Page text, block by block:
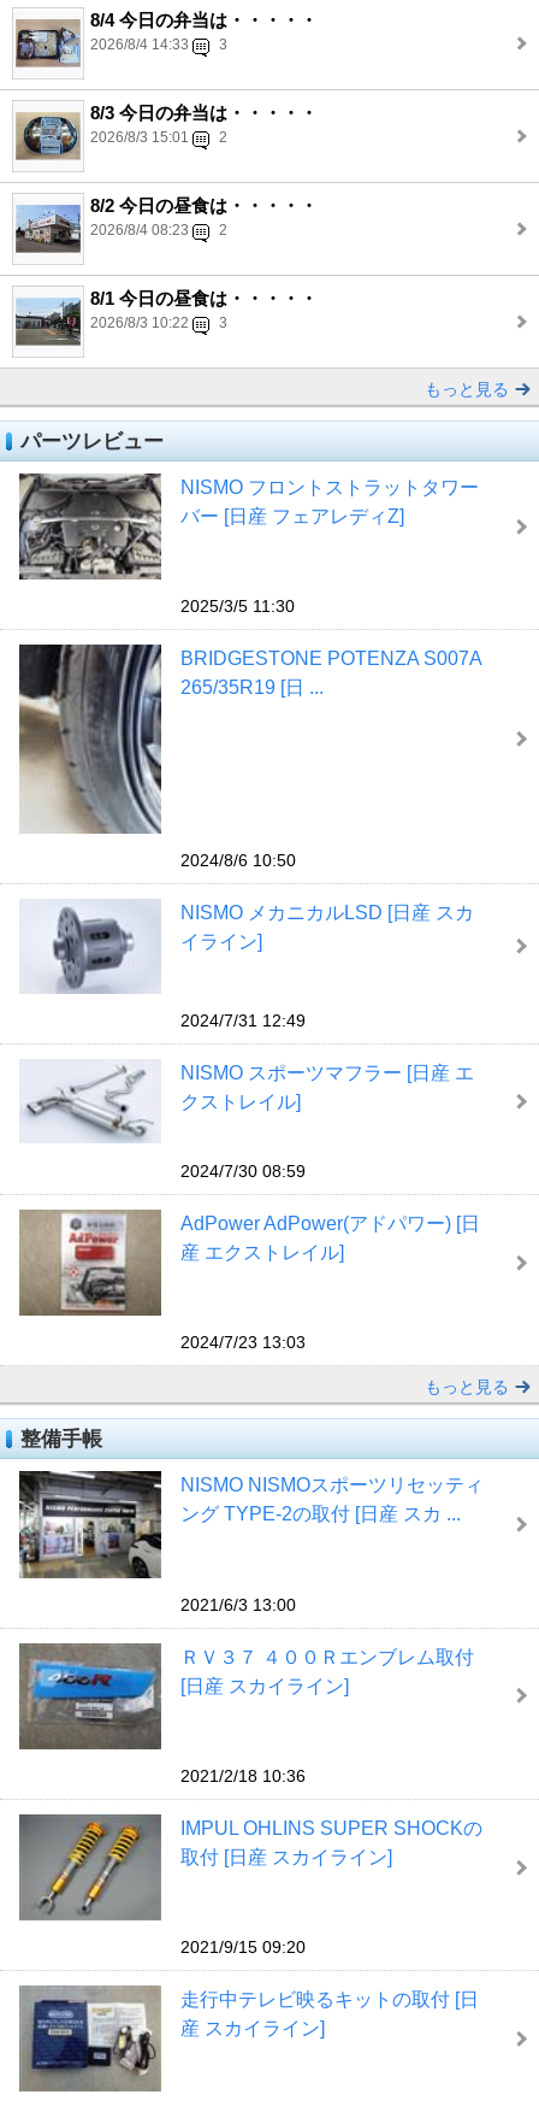
8/4 今日の弁当は・・・・・
2026/8/4 14:33 3
8/3 今日の弁当は・・・・・
2026/8/3 15:01 2
8/2 今日の昼食は・・・・・
2026/8/4 08:23 2
8/1 今日の昼食は・・・・・
2026/8/3 10:22 3
もっと見る
パーツレビュー
NISMO フロントストラットタワー
バー [日産 フェアレディZ]
2025/3/5 11:30
BRIDGESTONE POTENZA S007A
265/35R19 [日 ...
2024/8/6 10:50
NISMO メカニカルLSD [日産 スカ
イライン]
2024/7/31 12:49
NISMO スポーツマフラー [日産 エ
クストレイル]
2024/7/30 08:59
AdPower AdPower(アドパワー) [日
産 エクストレイル]
2024/7/23 13:03
もっと見る
整備手帳
NISMO NISMOスポーツリセッティ
ング TYPE-2の取付 [日産 スカ ...
2021/6/3 13:00
ＲＶ３７ ４００Ｒエンブレム取付
[日産 スカイライン]
2021/2/18 10:36
IMPUL OHLINS SUPER SHOCKの
取付 [日産 スカイライン]
2021/9/15 09:20
走行中テレビ映るキットの取付 [日
産 スカイライン]